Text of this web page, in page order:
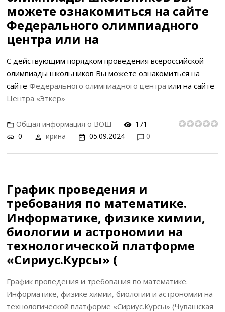
можете ознакомиться на сайте
Федерального олимпиадного
центра или на
С действующим порядком проведения всероссийской
олимпиады школьников Вы можете ознакомиться на
сайте Федерального олимпиадного центра или на сайте
Центра «Эткер»
Общая информация о ВОШ
171
0
ирина 05.09.2024 0
График проведения и
требования по математике.
Информатике, физике химии,
биологии и астрономии на
технологической платформе
«Сириус.Курсы» (
График проведения и требования по математике.
Информатике, физике химии, биологии и астрономии на
технологической платформе «Сириус.Курсы» (Чувашская